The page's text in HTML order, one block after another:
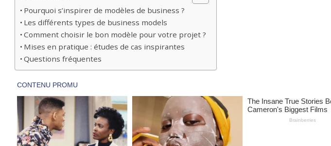
Pourquoi s’inspirer de modèles de business ?
Les différents types de business models
Comment choisir le bon modèle pour votre projet ?
Mises en pratique : études de cas inspirantes
Questions fréquentes